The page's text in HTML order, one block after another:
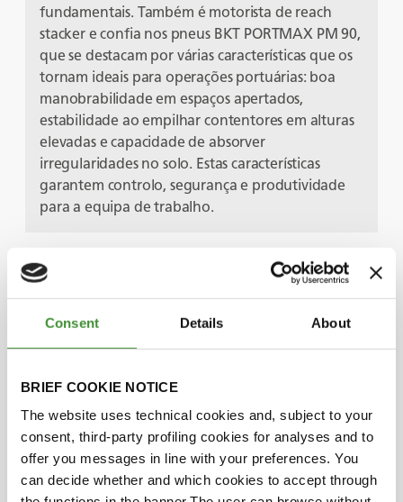
Consent Details About
BRIEF COOKIE NOTICE
The website uses technical cookies and, subject to your
consent, third-party profiling cookies for analyses and to
offer you messages in line with your preferences. You
can decide whether and which cookies to accept through
fundamentais. Também é motorista de reach
stacker e confia nos pneus BKT PORTMAX PM 90,
que se destacam por várias características que os
tornam ideais para operações portuárias: boa
manobrabilidade em espaços apertados,
estabilidade ao empilhar contentores em alturas
elevadas e capacidade de absorver
irregularidades no solo. Estas características
garantem controlo, segurança e produtividade
para a equipa de trabalho.
Protagonistas
Taner Hasan
Sabia que